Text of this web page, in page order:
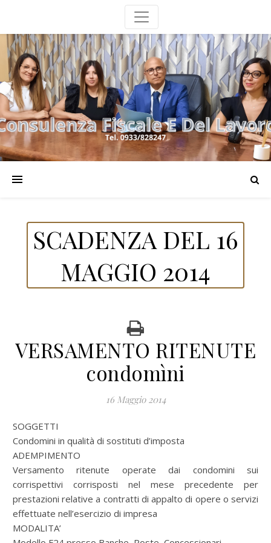
SCADENZA DEL 16
MAGGIO 2014
VERSAMENTO RITENUTE
condomìni
16 Maggio 2014
SOGGETTI
Condomini in qualità di sostituti d’imposta
ADEMPIMENTO
Versamento ritenute operate dai condomini sui
corrispettivi corrisposti nel mese precedente per
prestazioni relative a contratti di appalto di opere o servizi
effettuate nell’esercizio di impresa
MODALITA’